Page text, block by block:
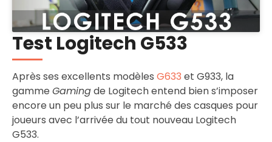
Test Logitech G533
Après ses excellents modèles G633 et G933, la
gamme Gamingde Logitech entend bien s’imposer
encore un peu plus sur le marché des casques pour
joueurs avec l’arrivée du tout nouveau Logitech
G533.